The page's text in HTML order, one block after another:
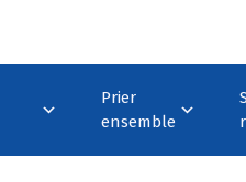
Prier
ensemble